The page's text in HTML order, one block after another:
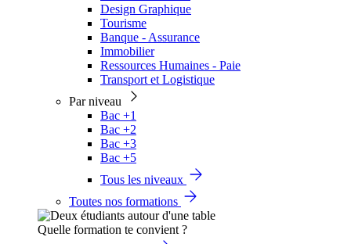
Design Graphique
Tourisme
Banque - Assurance
Immobilier
Ressources Humaines - Paie
Transport et Logistique
Par niveau
Bac +1
Bac +2
Bac +3
Bac +5
Tous les niveaux
Toutes nos formations
Quelle formation te convient ?